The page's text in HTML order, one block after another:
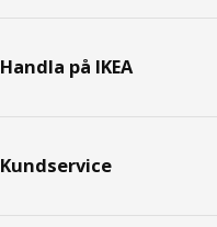
Handla på IKEA
Kundservice